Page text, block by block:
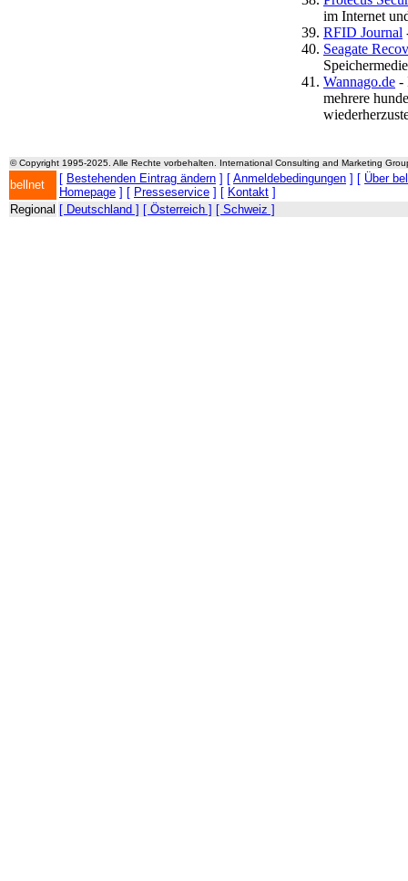
im Internet
RFID Journal
Seagate
Wannago.de -
mehrere
© Copyright 1995-2025. Alle Rechte vorbehalten. International Consulting and Marketing
bellnet [ Bestehenden Eintrag ändern ] [ Anmeldebedingungen ] [ Über
Homepage ] [ Presseservice ] [ Kontakt ]
Regional [ Deutschland ] [ Österreich ] [ Schweiz ]